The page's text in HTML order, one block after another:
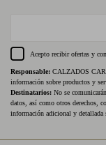
Acepto recibir ofertas y
Responsable: CALZADOS
información sobre productos y
Destinatarios: No se
datos, así como otros derechos,
información adicional y detallada